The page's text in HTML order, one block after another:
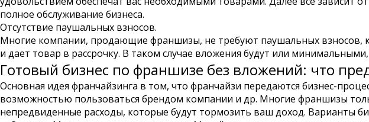
полное обслуживание бизнеса.
Отсутствие паушальных взносов.
Многие компании, продающие франшизы, не требуют паушальных взносов,
и дает товар в рассрочку. В таком случае вложения будут или
Готовый бизнес по франшизе без вложений: что
Основная идея франчайзинга в том, что франчайзи передаются бизнес-
возможностью пользоваться брендом компании и др. Многие франшизы
непредвиденные расходы, которые будут тормозить ваш доход. Варианты